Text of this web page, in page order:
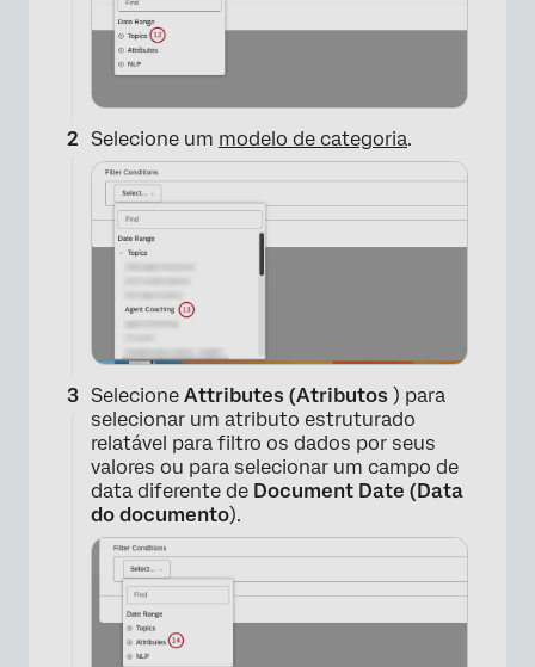
×
Selecione um modelo de categoria.
Selecione Attributes (Atributos ) para
selecionar um atributo estruturado
relatável para filtro os dados por seus
valores ou para selecionar um campo de
data diferente de Document Date (Data
do documento).